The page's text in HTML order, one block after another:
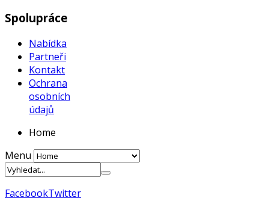
Spolupráce
Nabídka
Partneři
Kontakt
Ochrana
osobních
údajů
Home
Menu
FacebookTwitter